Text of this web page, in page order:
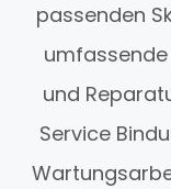
passenden
und
Service